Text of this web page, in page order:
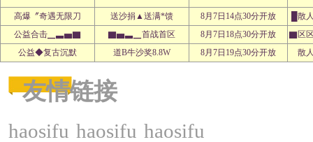
高爆〞奇遇无限刀 送沙捐▲送满*馈 8月7日14点30分开放
█散
公益合击▁▃▅▇
▇▅▃▁首战首区 8月7日18点30分开放
▇区
公益◆复古沉默
道B牛沙奖8.8W 8月7日19点30分开放 散
友情链接
haosifu haosifu haosifu